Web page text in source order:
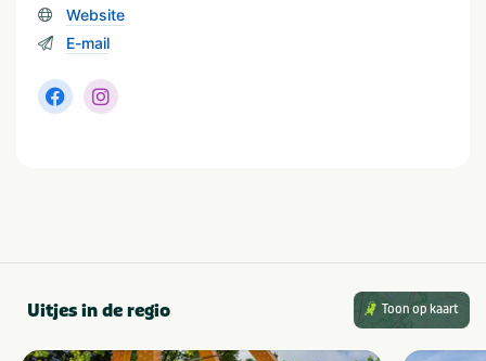
Website
E-mail
Uitjes in de regio Toon op kaart